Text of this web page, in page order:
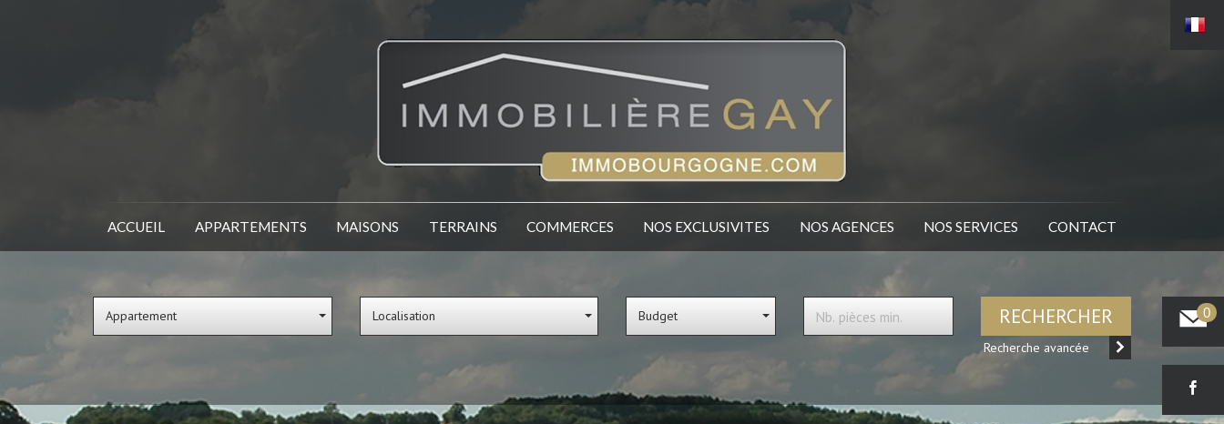
ACCUEIL APPARTEMENTS MAISONS TERRAINS COMMERCES NOS EXCLUSIVITES NOS AGENCES NOS SERVICES CONTACT
0
Appartement Localisation Budget RECHERCHER
Recherche avancée